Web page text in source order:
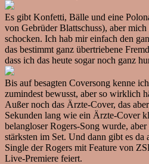
Es gibt Konfetti, Bälle und eine
von Gebrüder Blattschuss), aber
schocken. Ich hab mir einfach den
das bestimmt ganz übertriebene
dass ich das heute sogar noch ganz
Bis auf besagten Coversong kenne
zumindest bewusst, aber so wirklich
Außer noch das Ärzte-Cover, das
Sekunden lang wie ein Ärzte-Cover
belangloser Rogers-Song wurde,
stärksten im Set. Und dann gibt es da
Single der Rogers mit Feature von
Live-Premiere feiert.